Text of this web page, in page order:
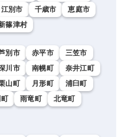
江別市 千歳市
恵庭市
篠津村
別市 赤平市
三笠市
川市 南幌町
奈井江町
山町 月形町
浦臼町
雨竜町
北竜町